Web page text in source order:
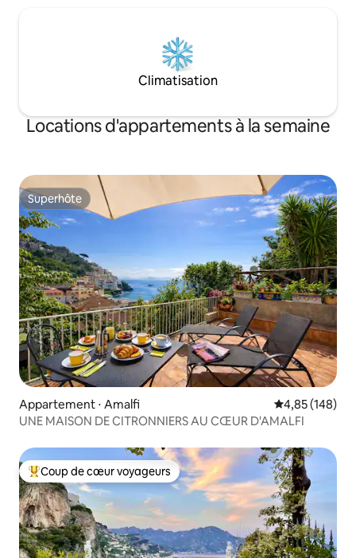
Climatisation
Locations d'appartements à la semaine
Superhôte
Superhôte
Appartement ⋅ Amalfi Évaluation
4,85 (148)
UNE MAISON DE CITRONNIERS AU CŒUR D'AMALFI
Coups de cœur voyageurs les plus appréciés
Coup de cœur voyageurs